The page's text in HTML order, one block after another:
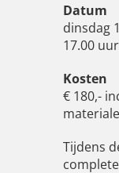
Datum
dinsdag
17.00 uur
Kosten
€ 180,-
Tijdens